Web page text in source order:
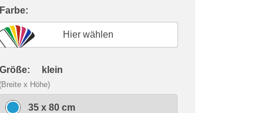
Hier wählen
klein
(Breite x Höhe)
35 x 80 cm